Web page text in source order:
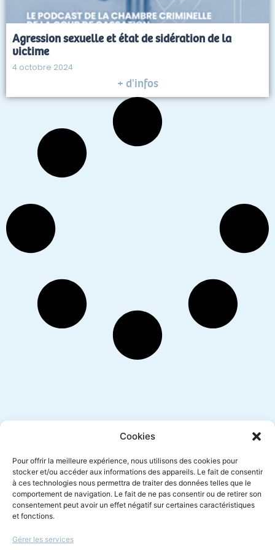
Cookies
Pour offrir la meilleure expérience, nous utilisons des cookies pour
stocker et/ou accéder aux informations des appareils. Le fait de consentir
à ces technologies nous permettra de traiter des données telles que le
comportement de navigation. Le fait de ne pas consentir ou de retirer son
consentement peut avoir un effet négatif sur certaines caractéristiques
et fonctions.
Gérer les services
Agression sexuelle et état de sidération de la
victime
4 octobre 2024
+ d'infos
Inscription newsletter
Envoyer